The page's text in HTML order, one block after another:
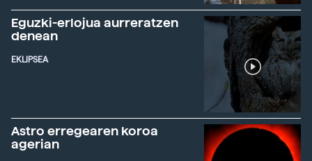
Eguzki-erlojua aurreratzen
denean
EKLIPSEA
Astro erregearen koroa
agerian